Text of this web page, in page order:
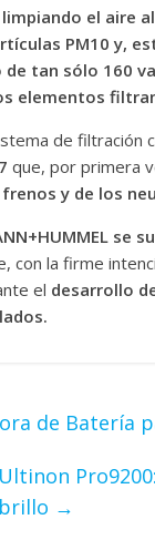
limpiando el aire
PM10 y,
de tan sólo 160
elementos
de filtración
que, por primera
y de los
se
con la firme
el desarrollo
de Batería
→